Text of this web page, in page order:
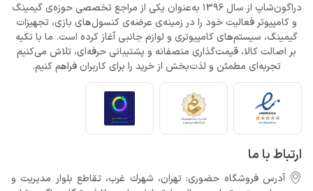
دراگون‌شاپ از سال 1396 به‌عنوان یکی از مراجع تخصصی حوزه‌ی گیمینگ
و کامپیوتر فعالیت خود را در زمینه‌ی عرضه‌ی کنسول‌های بازی، تجهیزات
گیمینگ، سیستم‌های کامپیوتری و لوازم جانبی آغاز کرده است. ما با تکیه
بر اصالت کالا، قیمت‌گذاری منصفانه و پشتیبانی حرفه‌ای، تلاش می‌کنیم
تجربه‌ای مطمئن و لذت‌بخش از خرید را برای کاربران فراهم کنیم.
ارتباط با ما
آدرس فروشگاه حضوری: تهران، شهرك غرب، تقاطع بلوار مدیریت و